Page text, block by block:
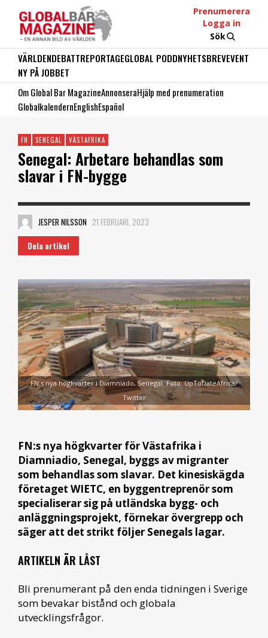
Prenumerera
Logga in
Sök
VÄRLDENDEBATTREPORTAGEGLOBAL PODDNYHETSBREVEVENT
NY PÅ JOBBET
Om Global Bar MagazineAnnonseraHjälp med prenumeration
GlobalkalendernEnglishEspañol
FN SENEGAL VÄSTAFRIKA
Senegal: Arbetare behandlas som
slavar i FN-bygge
JESPER NILSSON 21 FEBRUARI, 2023
Dela artikel
FN:s nya högkvarter i Diamniado, Senegal. Foto: UpToDateAfrica/
Twitter
FN:s nya högkvarter för Västafrika i
Diamniadio, Senegal, byggs av migranter
som behandlas som slavar. Det kinesiskägda
företaget WIETC, en byggentreprenör som
specialiserar sig på utländska bygg- och
anläggningsprojekt, förnekar övergrepp och
säger att det strikt följer Senegals lagar.
ARTIKELN ÄR LÅST
Bli prenumerant på den enda tidningen i Sverige
som bevakar bistånd och globala
utvecklingsfrågor.